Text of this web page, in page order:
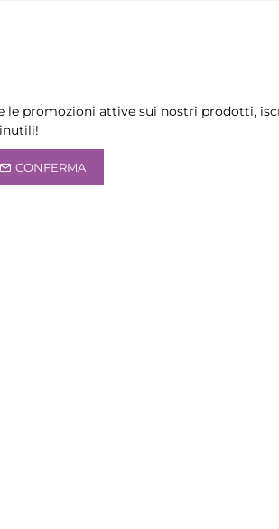
le promozioni attive sui nostri prodotti,
CONFERMA